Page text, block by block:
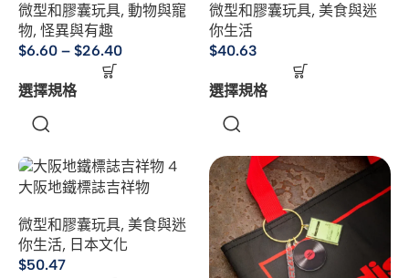
微型和膠囊玩具, 動物與寵
物, 怪異與有趣
$6.60 – $26.40
選擇規格
微型和膠囊玩具, 美食與迷
你生活
$40.63
選擇規格
大阪地鐵標誌吉祥物
微型和膠囊玩具, 美食與迷
你生活, 日本文化
$50.47